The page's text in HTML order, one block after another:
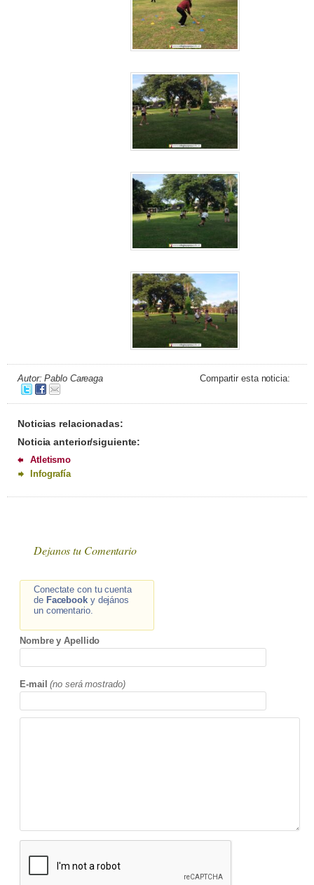
Autor: Pablo Careaga Compartir esta noticia:
Noticias relacionadas:
Noticia anterior/siguiente:
Atletismo
Infografía
Dejanos tu Comentario
Conectate con tu cuenta
de Facebooky dejános
un comentario.
Nombre y Apellido
E-mail (no será mostrado)